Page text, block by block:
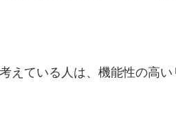
えている人は、機能性の高